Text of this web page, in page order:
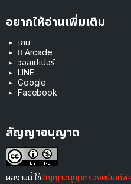
อยากให้อ่านเพิ่มเติม
เกม
 Arcade
วอลเปเปอร์
LINE
Google
Facebook
สัญญาอนุญาต
ผลงานนี้ ใช้สัญญาอนุญาตของครีเอทีฟ